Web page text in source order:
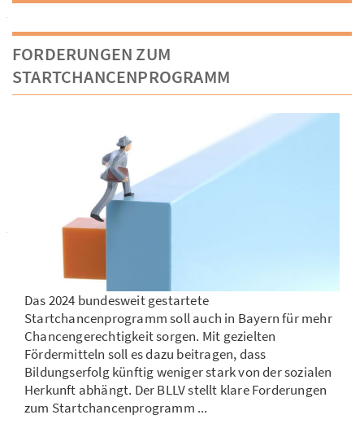
FORDERUNGEN ZUM
STARTCHANCENPROGRAMM
Das 2024 bundesweit gestartete
Startchancenprogramm soll auch in Bayern für mehr
Chancengerechtigkeit sorgen. Mit gezielten
Fördermitteln soll es dazu beitragen, dass
Bildungserfolg künftig weniger stark von der sozialen
Herkunft abhängt. Der BLLV stellt klare Forderungen
zum Startchancenprogramm ...